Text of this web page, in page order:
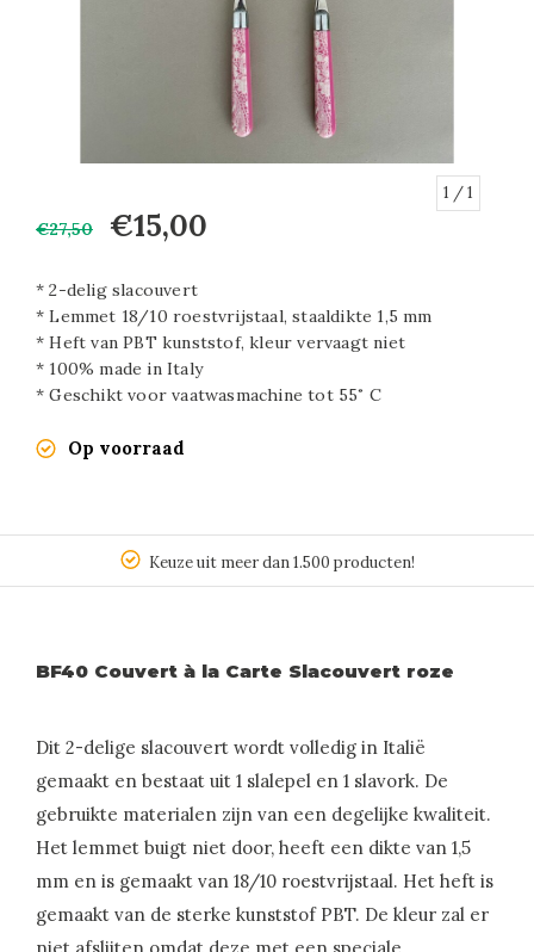
1 / 1
€27,50 €15,00
* 2-delig slacouvert
* Lemmet 18/10 roestvrijstaal, staaldikte 1,5 mm
* Heft van PBT kunststof, kleur vervaagt niet
* 100% made in Italy
* Geschikt voor vaatwasmachine tot 55˚ C
Op voorraad
Keuze uit meer dan 1.500 producten!
BF40 Couvert à la Carte Slacouvert roze
Dit 2-delige slacouvert wordt volledig in Italië
gemaakt en bestaat uit 1 slalepel en 1 slavork. De
gebruikte materialen zijn van een degelijke kwaliteit.
Het lemmet buigt niet door, heeft een dikte van 1,5
mm en is gemaakt van 18/10 roestvrijstaal. Het heft is
gemaakt van de sterke kunststof PBT. De kleur zal er